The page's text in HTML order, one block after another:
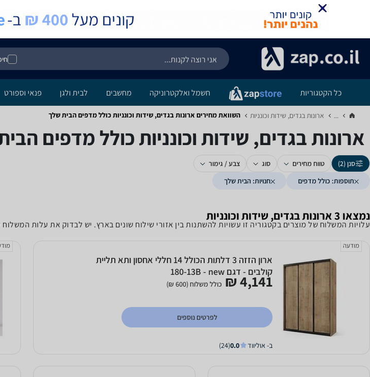
כל הקטגוריות חשמל ואלקטרוניקה מחשבים לבית ולגן פנאי וספורט
... ארונות בגדים, שידות וכונניות‏ השוואת מחירים ארונות בגדים, שידות וכונניות ‏כולל מדפים ‏הבית שלך
ארונות בגדים, שידות וכונניות ‏כולל מדפים
סנן (2) טווח מחירים סוג
צבע / גימור
תוספות: כולל מדפים
חנויות: הבית שלך
נמצאו 3 ארונות בגדים, שידות וכונניות
עלויות המשלוח של מוצרים בקטגוריה זו עשויות להשתנות בין אזורי שילוח שונים בארץ. יש לבדוק את עלות
מודעה
ארון הזזה 3 דלתות הכולל 14 חללי אחסון ותא תליית
קולבים - דגם 180-13B - new
4,141 ₪ כולל משלוח (600 ₪)
לפרטים נוספים
ב- אוליווד 0.0
(24)